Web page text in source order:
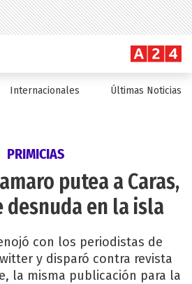
Internacionales Últimas Noticias
PRIMICIAS
putea a Caras,
desnuda en la isla
con los periodistas de
y disparó contra revista
la misma publicación para la